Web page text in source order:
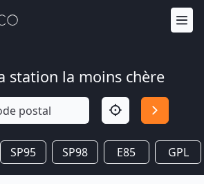
station la moins chère
SP95 SP98 E85 GPL